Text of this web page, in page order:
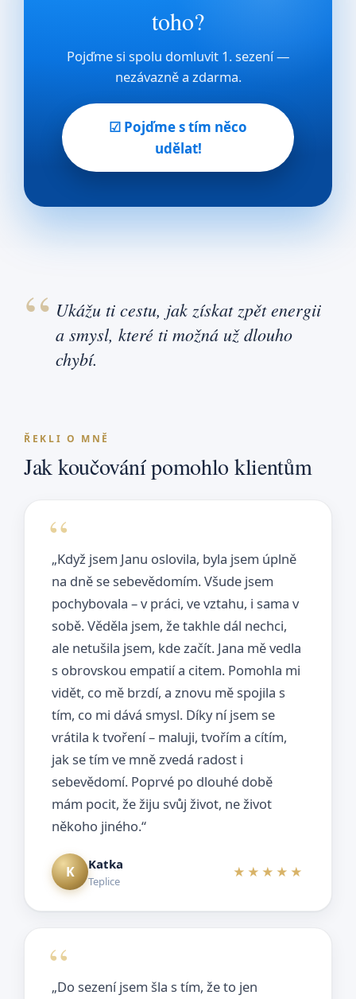
toho?
Pojďme si spolu domluvit 1. sezení —
nezávazně a zdarma.
☑ Pojďme s tím něco
udělat!
Ukážu ti cestu, jak získat zpět energii
a smysl, které ti možná už dlouho
chybí.
ŘEKLI O MNĚ
Jak koučování pomohlo klientům
„Když jsem Janu oslovila, byla jsem úplně
na dně se sebevědomím. Všude jsem
pochybovala – v práci, ve vztahu, i sama v
sobě. Věděla jsem, že takhle dál nechci,
ale netušila jsem, kde začít. Jana mě vedla
s obrovskou empatií a citem. Pomohla mi
vidět, co mě brzdí, a znovu mě spojila s
tím, co mi dává smysl. Díky ní jsem se
vrátila k tvoření – maluji, tvořím a cítím,
jak se tím ve mně zvedá radost i
sebevědomí. Poprvé po dlouhé době
mám pocit, že žiju svůj život, ne život
někoho jiného.“
K Katka
Teplice
★★★★★
„Do sezení jsem šla s tím, že to jen